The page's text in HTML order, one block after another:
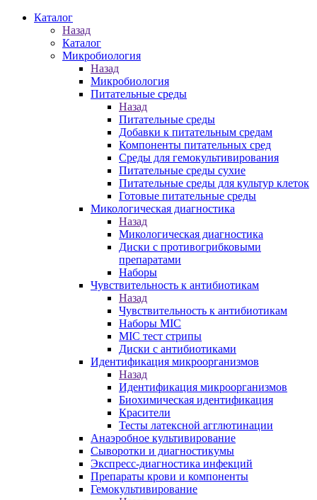
Каталог
Назад
Каталог
Микробиология
Назад
Микробиология
Питательные среды
Назад
Питательные среды
Добавки к питательным средам
Компоненты питательных сред
Среды для гемокультивирования
Питательные среды сухие
Питательные среды для культур клеток
Готовые питательные среды
Микологическая диагностика
Назад
Микологическая диагностика
Диски с противогрибковыми
препаратами
Наборы
Чувствительность к антибиотикам
Назад
Чувствительность к антибиотикам
Наборы MIC
MIC тест стрипы
Диски с антибиотиками
Идентификация микроорганизмов
Назад
Идентификация микроорганизмов
Биохимическая идентификация
Красители
Тесты латексной агглютинации
Анаэробное культивирование
Сыворотки и диагностикумы
Экспресс-диагностика инфекций
Препараты крови и компоненты
Гемокультивирование